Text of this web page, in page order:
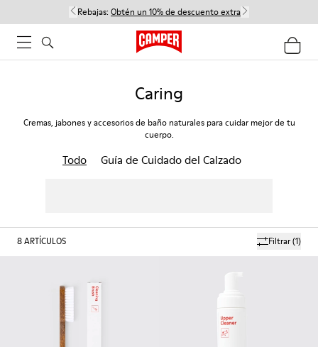
Rebajas: Obtén un 10% de descuento extra
Caring
Cremas, jabones y accesorios de baño naturales para cuidar mejor de tu
cuerpo.
Todo Guía de Cuidado del Calzado
Filtrar(1)
8ARTÍCULOS